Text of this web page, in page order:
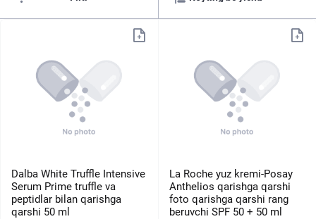
Dalba White Truffle Intensive
Serum Prime truffle va
peptidlar bilan qarishga
qarshi 50 ml
La Roche yuz kremi-Posay
Anthelios qarishga qarshi
foto qarishga qarshi rang
beruvchi SPF 50 + 50 ml